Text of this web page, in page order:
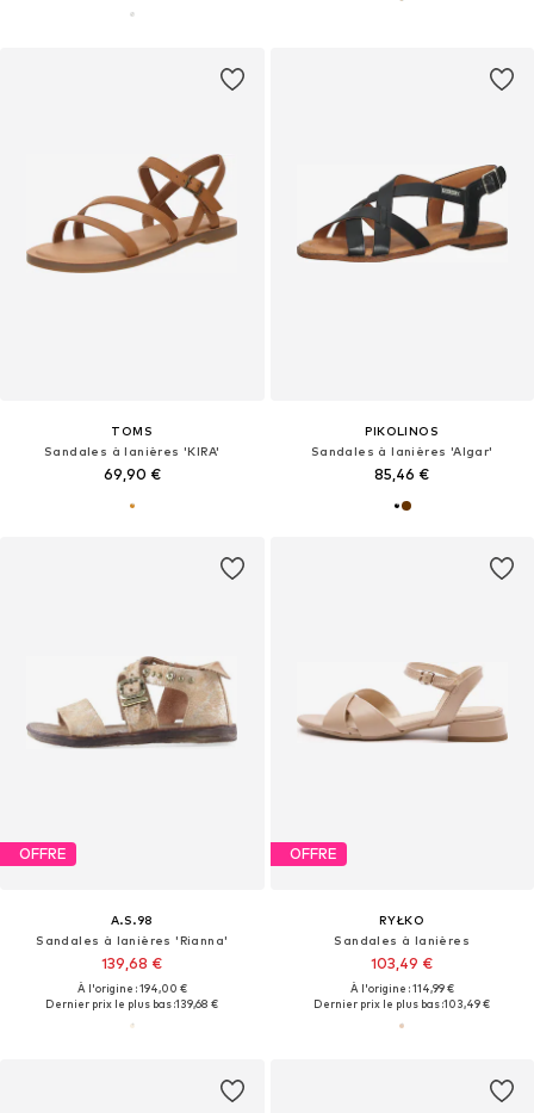
TOMS
Sandales à lanières 'KIRA'
69,90 €
PIKOLINOS
Sandales à lanières 'Algar'
85,46 €
OFFRE
A.S.98
Sandales à lanières 'Rianna'
139,68 €
À l'origine : 194,00 €
Dernier prix le plus bas :139,68 €
OFFRE
RYŁKO
Sandales à lanières
103,49 €
À l'origine : 114,99 €
Dernier prix le plus bas :103,49 €